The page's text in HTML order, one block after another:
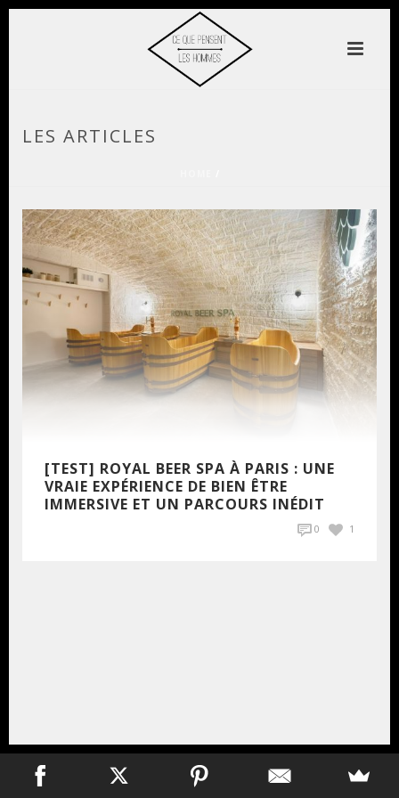
LES ARTICLES
[TEST] ROYAL BEER SPA À PARIS : UNE
VRAIE EXPÉRIENCE DE BIEN ÊTRE
IMMERSIVE ET UN PARCOURS INÉDIT
0 1